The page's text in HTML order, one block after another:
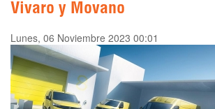
Vivaro y Movano
Lunes, 06 Noviembre 2023 00:01